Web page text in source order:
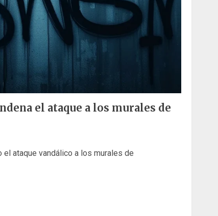
el ataque a los murales de
ataque vandálico a los murales de